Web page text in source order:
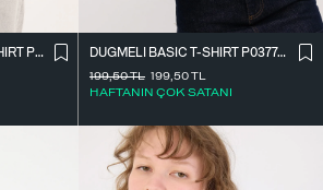
ÇIZGILI UZUN KOLLU T-SHIRT P10522
DÜĞMELI BASIC T-SHIRT P0377-K12
199,50TL
HAFTANIN ÇOK SATANI
199,50TL